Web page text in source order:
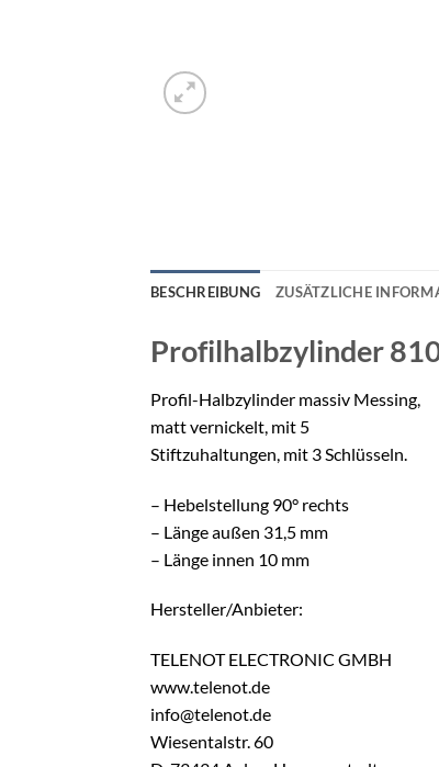
BESCHREIBUNG ZUSÄTZLICHE
Profilhalbzylinder
Profil-Halbzylinder massiv Messing,
matt vernickelt, mit 5
Stiftzuhaltungen, mit 3 Schlüsseln.
– Hebelstellung 90° rechts
– Länge außen 31,5 mm
– Länge innen 10 mm
Hersteller/Anbieter:
TELENOT ELECTRONIC GMBH
www.telenot.de
info@telenot.de
Wiesentalstr. 60